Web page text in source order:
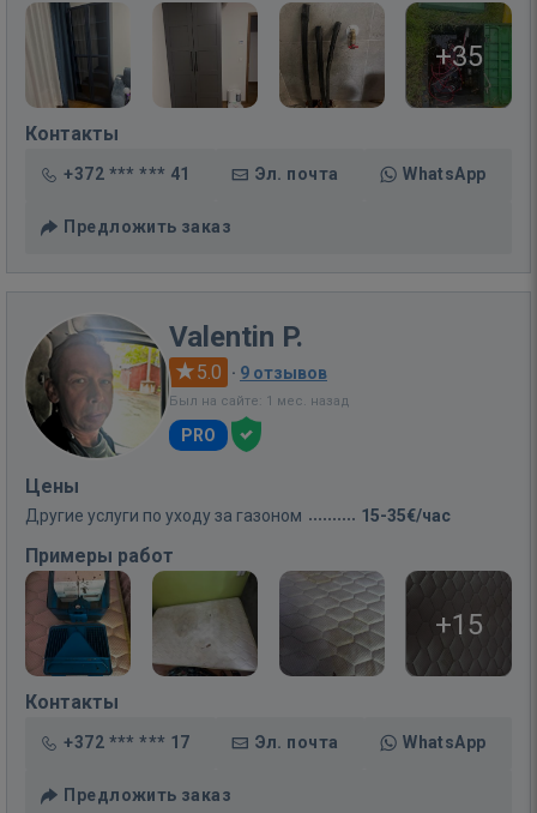
+35
Контакты
+372 *** *** 41 Эл. почта WhatsApp
Предложить заказ
Valentin P.
5.0 · 9 отзывов
Был на сайте: 1 мес. назад
PRO
Цены
Другие услуги по уходу за газоном 15-35€/час
Примеры работ
+15
Контакты
+372 *** *** 17 Эл. почта WhatsApp
Предложить заказ